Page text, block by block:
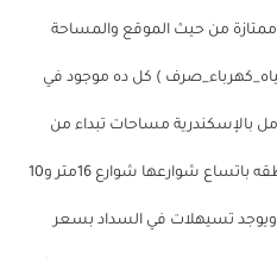
من حيث الموقع والمساحة
) كل ده موجود في
بالإسكندرية مساحات تبداء من
200متر متر إلى 4000 متر تتميز المنطقه باتساع شوارعها شوارع 16متر و10
ويوجد تسيهلات في السداد بسعر